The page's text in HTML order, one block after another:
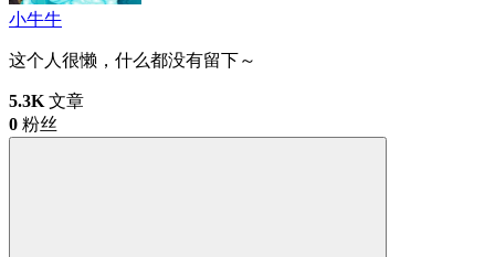
小牛牛
这个人很懒，什么都没有留下～
5.3K 文章
0 粉丝